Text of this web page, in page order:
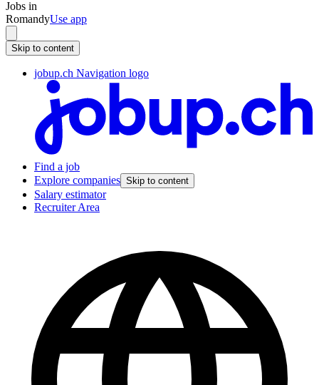
Jobs in
RomandyUse app
Skip to content
jobup.ch Navigation logo
Find a job
Explore companies Skip to content
Salary estimator
Recruiter Area